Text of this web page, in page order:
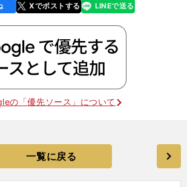
Xでポストする
line LINEで送る
の「優先ソース」について
一覧に戻る